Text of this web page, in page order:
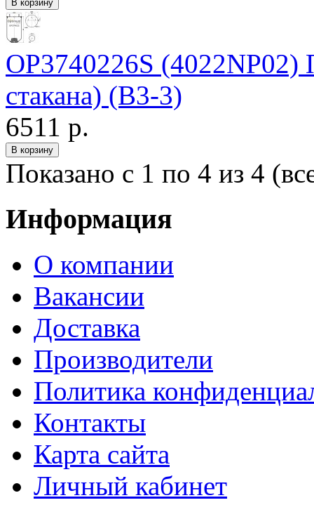
OP3740226S (4022NP02)
стакана) (В3-3)
6511 р.
Показано с 1 по 4 из 4
Информация
О компании
Вакансии
Доставка
Производители
Политика
Контакты
Карта сайта
Личный кабинет